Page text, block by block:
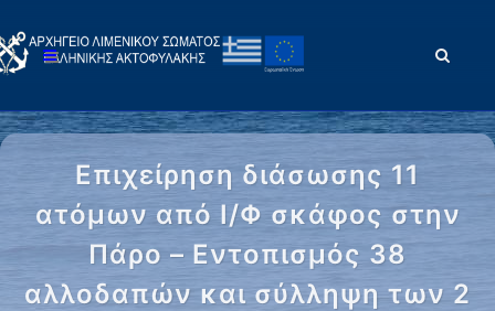
Επιχείρηση διάσωσης 11
ατόμων από Ι/Φ σκάφος στην
Πάρο – Εντοπισμός 38
αλλοδαπών και σύλληψη των 2